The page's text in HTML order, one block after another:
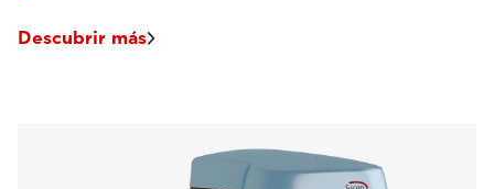
Descubrir más